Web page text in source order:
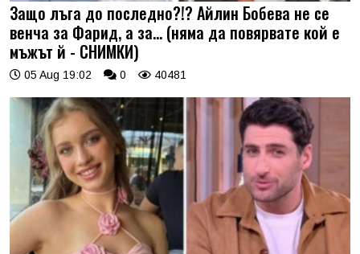
Защо лъга до последно?!? Айлин Бобева не се
венча за Фарид, а за... (няма да повярвате кой е
мъжът й - СНИМКИ)
05 Aug 19:02 0 40481